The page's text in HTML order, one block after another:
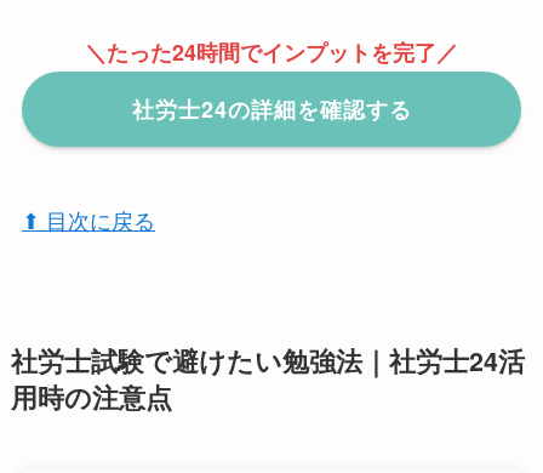
＼たった24時間でインプットを完了／
社労士24の詳細を確認する
⬆︎ 目次に戻る
社労士試験で避けたい勉強法｜社労士24活
用時の注意点